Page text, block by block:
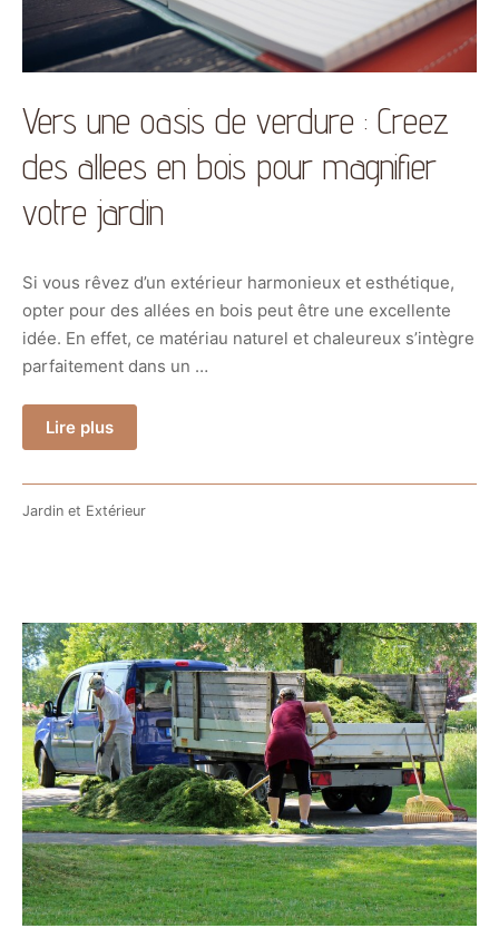
Vers une oasis de verdure : Creez
des allees en bois pour magnifier
votre jardin
Si vous rêvez d’un extérieur harmonieux et esthétique,
opter pour des allées en bois peut être une excellente
idée. En effet, ce matériau naturel et chaleureux s’intègre
parfaitement dans un …
Lire plus
Jardin et Extérieur